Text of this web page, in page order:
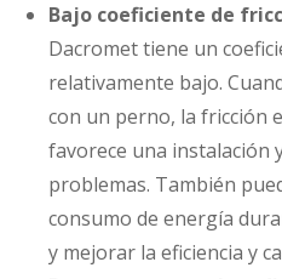
Bajo coeficiente de
Dacromet tiene un
relativamente bajo.
con un perno, la fricción
favorece una instalación
problemas. También
consumo de energía
y mejorar la eficiencia y